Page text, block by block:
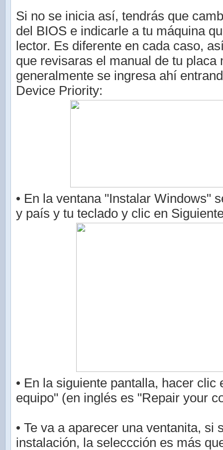
Si no se inicia así, tendrás que
del BIOS e indicarle a tu máquina
lector. Es diferente en cada caso,
que revisaras el manual de tu placa
generalmente se ingresa ahí
Device Priority:
• En la ventana "Instalar Windows"
y país y tu teclado y clic en
• En la siguiente pantalla, hacer clic
equipo" (en inglés es "Repair your
• Te va a aparecer una ventanita, si
instalación, la seleccción es más